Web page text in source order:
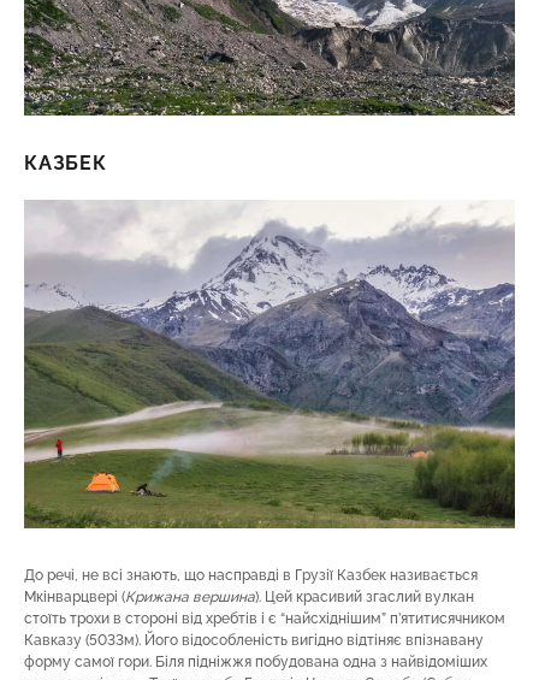
КАЗБЕК
До речі, не всі знають, що насправді в Грузії Казбек називається
Мкінварцвері (Крижана вершина). Цей красивий згаслий вулкан
стоїть трохи в стороні від хребтів і є “найсхіднішим” п’ятитисячником
Кавказу (5033м). Його відособленість вигідно відтіняє впізнавану
форму самої гори. Біля підніжжя побудована одна з найвідоміших